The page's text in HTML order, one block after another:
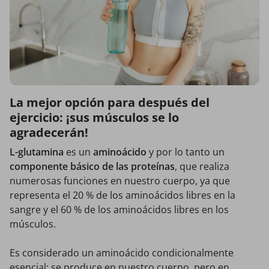
La mejor opción para después del
ejercicio: ¡sus músculos se lo
agradecerán!
L-glutamina es un aminoácido y por lo tanto un
componente básico de las proteínas, que realiza
numerosas funciones en nuestro cuerpo, ya que
representa el 20 % de los aminoácidos libres en la
sangre y el 60 % de los aminoácidos libres en los
músculos.
Es considerado un aminoácido condicionalmente